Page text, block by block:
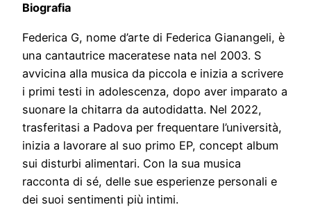
Biografia
Federica G, nome d’arte di Federica Gianangeli, è
una cantautrice maceratese nata nel 2003. S
avvicina alla musica da piccola e inizia a scrivere
i primi testi in adolescenza, dopo aver imparato a
suonare la chitarra da autodidatta. Nel 2022,
trasferitasi a Padova per frequentare l’università,
inizia a lavorare al suo primo EP, concept album
sui disturbi alimentari. Con la sua musica
racconta di sé, delle sue esperienze personali e
dei suoi sentimenti più intimi.